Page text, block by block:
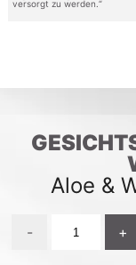
versorgt zu werden.“
Aloe &
- +